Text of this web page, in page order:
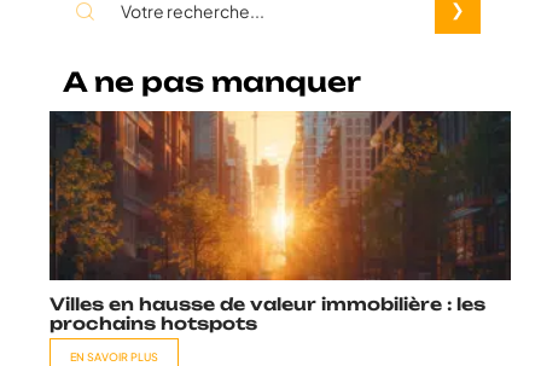
A ne pas manquer
Villes en hausse de valeur immobilière : les
prochains hotspots
EN SAVOIR PLUS